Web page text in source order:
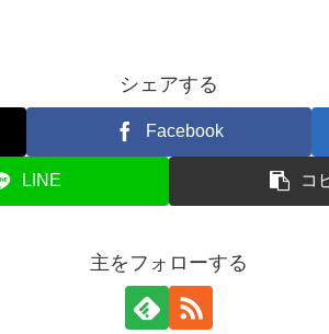
シェアする
Facebook
LINE コ
主をフォローする